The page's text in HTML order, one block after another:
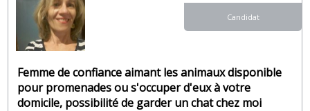
Femme de confiance aimant les animaux disponible
pour promenades ou s'occuper d'eux à votre
domicile, possibilité de garder un chat chez moi
Candidat